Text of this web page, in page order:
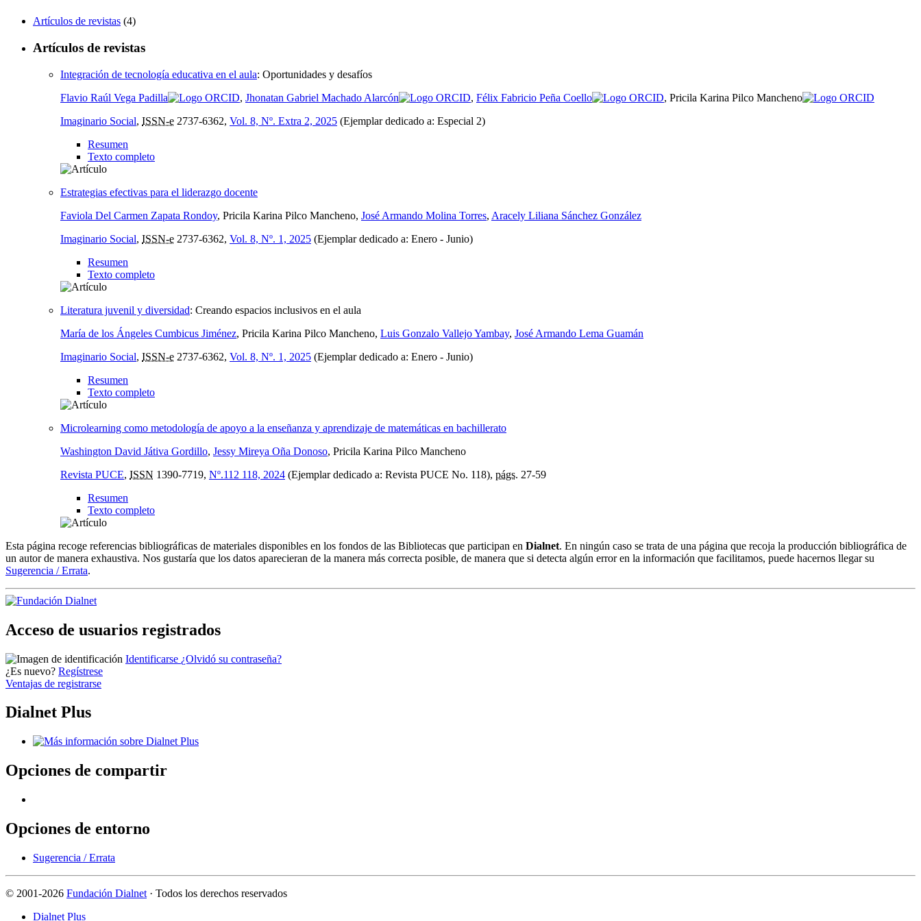
Artículos de revistas (4)
Artículos de revistas
Integración de tecnología educativa en el aula: Oportunidades y desafíos
Flavio Raúl Vega Padilla
, Jhonatan Gabriel Machado Alarcón , Félix Fabricio Peña Coello
, Pricila Karina Pilco Mancheno
Imaginario Social, ISSN-e 2737-6362, Vol. 8, Nº. Extra 2, 2025 (Ejemplar dedicado a: Especial 2)
Resumen
Texto completo
Estrategias efectivas para el liderazgo docente
Faviola Del Carmen Zapata Rondoy, Pricila Karina Pilco Mancheno, José Armando Molina Torres, Aracely Liliana Sánchez González
Imaginario Social, ISSN-e 2737-6362, Vol. 8, Nº. 1, 2025 (Ejemplar dedicado a: Enero - Junio)
Resumen
Texto completo
Literatura juvenil y diversidad: Creando espacios inclusivos en el aula
María de los Ángeles Cumbicus Jiménez, Pricila Karina Pilco Mancheno, Luis Gonzalo Vallejo Yambay, José Armando Lema Guamán
Imaginario Social, ISSN-e 2737-6362, Vol. 8, Nº. 1, 2025 (Ejemplar dedicado a: Enero - Junio)
Resumen
Texto completo
Microlearning como metodología de apoyo a la enseñanza y aprendizaje de matemáticas en bachillerato
Washington David Játiva Gordillo, Jessy Mireya Oña Donoso, Pricila Karina Pilco Mancheno
Revista PUCE, ISSN 1390-7719, Nº.112 118, 2024 (Ejemplar dedicado a: Revista PUCE No. 118), págs. 27-59
Resumen
Texto completo
Esta página recoge referencias bibliográficas de materiales disponibles en los fondos de las Bibliotecas que participan en Dialnet. En ningún caso se trata de una página que recoja la producción bibliográfica de
un autor de manera exhaustiva. Nos gustaría que los datos aparecieran de la manera más correcta posible, de manera que si detecta algún error en la información que facilitamos, puede hacernos llegar su
Sugerencia / Errata.
Acceso de usuarios registrados
Identificarse ¿Olvidó su contraseña?
¿Es nuevo? Regístrese
Ventajas de registrarse
Dialnet Plus
Opciones de compartir
Opciones de entorno
Sugerencia / Errata
© 2001-2026 Fundación Dialnet · Todos los derechos reservados
Dialnet Plus